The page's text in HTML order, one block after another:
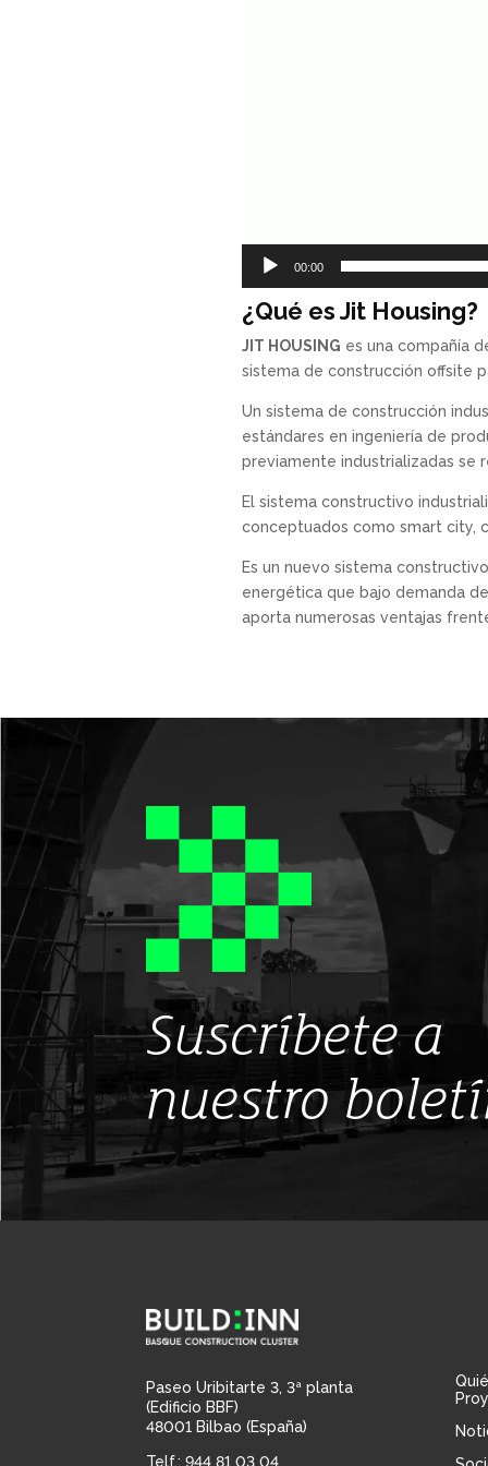
00:00
¿Qué es Jit Housing?
JIT HOUSING es una compañía
sistema de construcción offsite
Un sistema de construcción
estándares en ingeniería de
previamente industrializadas se
El sistema constructivo
conceptuados como smart city,
Es un nuevo sistema
energética que bajo demanda
aporta numerosas ventajas
Suscríbete a
nuestro
Paseo Uribitarte 3, 3ª planta
(Edificio BBF)
48001 Bilbao (España)
Telf.: 944 81 03 04